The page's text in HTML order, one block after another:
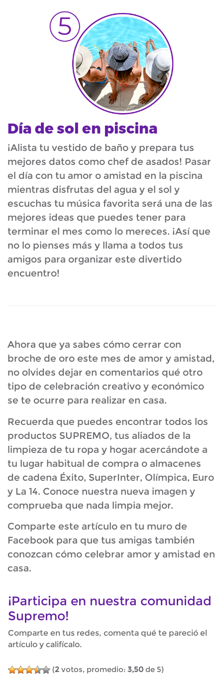
Día de sol en piscina
¡Alista tu vestido de baño y prepara tus
mejores datos como chef de asados! Pasar
el día con tu amor o amistad en la piscina
mientras disfrutas del agua y el sol y
escuchas tu música favorita será una de las
mejores ideas que puedes tener para
terminar el mes como lo mereces. ¡Así que
no lo pienses más y llama a todos tus
amigos para organizar este divertido
encuentro!
Ahora que ya sabes cómo cerrar con
broche de oro este mes de amor y amistad,
no olvides dejar en comentarios qué otro
tipo de celebración creativo y económico
se te ocurre para realizar en casa.
Recuerda que puedes encontrar todos los
productos SUPREMO, tus aliados de la
limpieza de tu ropa y hogar acercándote a
tu lugar habitual de compra o almacenes
de cadena Éxito, SuperInter, Olímpica, Euro
y La 14. Conoce nuestra nueva imagen y
comprueba que nada limpia mejor.
Comparte este artículo en tu muro de
Facebook para que tus amigas también
conozcan cómo celebrar amor y amistad en
casa.
¡Participa en nuestra comunidad
Supremo!
Comparte en tus redes, comenta qué te pareció el
artículo y califícalo.
(2votos, promedio: 3,50de 5)